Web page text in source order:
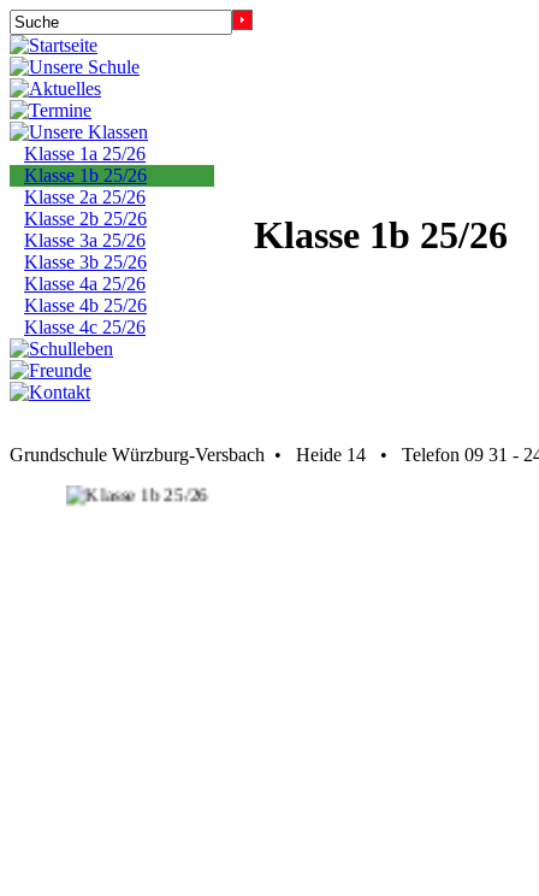
Klasse 1a 25/26
Klasse 1b 25/26
Klasse 2a 25/26
Klasse 2b 25/26
Klasse 3a 25/26
Klasse 3b 25/26
Klasse 4a 25/26
Klasse 4b 25/26
Klasse 4c 25/26
Klasse 1b 25/26
Grundschule Würzburg-Versbach • Heide 14 • Telefon 09 31 -